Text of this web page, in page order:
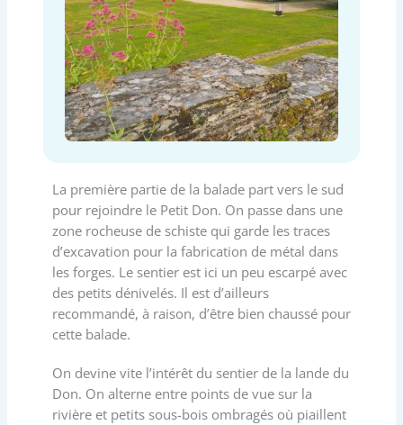
La première partie de la balade part vers le sud
pour rejoindre le Petit Don. On passe dans une
zone rocheuse de schiste qui garde les traces
d’excavation pour la fabrication de métal dans
les forges. Le sentier est ici un peu escarpé avec
des petits dénivelés. Il est d’ailleurs
recommandé, à raison, d’être bien chaussé pour
cette balade.
On devine vite l’intérêt du sentier de la lande du
Don. On alterne entre points de vue sur la
rivière et petits sous-bois ombragés où piaillent